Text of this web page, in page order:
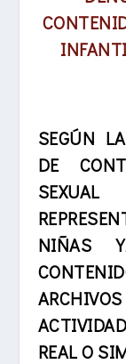
SEGÚN
DE
NIÑAS
REAL O